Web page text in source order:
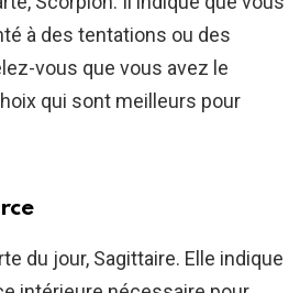
à des tentations ou des
vous que vous avez le
qui sont meilleurs pour
du jour, Sagittaire. Elle indique